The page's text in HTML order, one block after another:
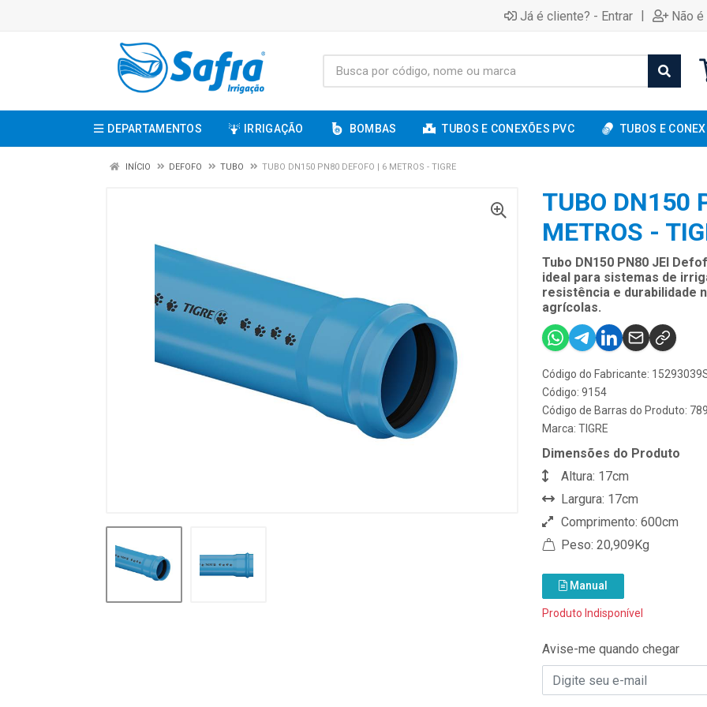
Já é cliente? - Entrar | Não
DEPARTAMENTOS IRRIGAÇÃO BOMBAS TUBOS E CONEXÕES PVC TUBOS E
INÍCIO DEFOFO TUBO TUBO DN150 PN80 DEFOFO | 6 METROS - TIGRE
TUBO DN150
METROS -
Tubo DN150 PN80 JEI
ideal para sistemas de
resistência e durabilidade
agrícolas.
Código do Fabricante:
Código: 9154
Código de Barras do Produto:
Marca: TIGRE
Dimensões do Produto
Altura: 17cm
Largura: 17cm
Comprimento: 600cm
Peso: 20,909Kg
Manual
Produto Indisponível
Avise-me quando chegar